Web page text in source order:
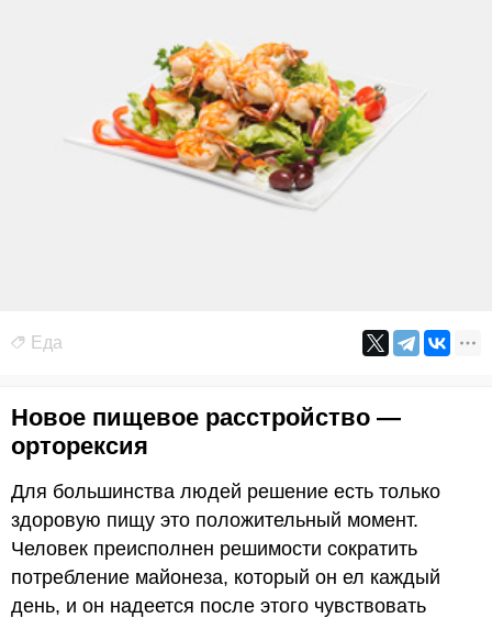
Еда
Новое пищевое расстройство —
орторексия
Для большинства людей решение есть только
здоровую пищу это положительный момент.
Человек преисполнен решимости сократить
потребление майонеза, который он ел каждый
день, и он надеется после этого чувствовать